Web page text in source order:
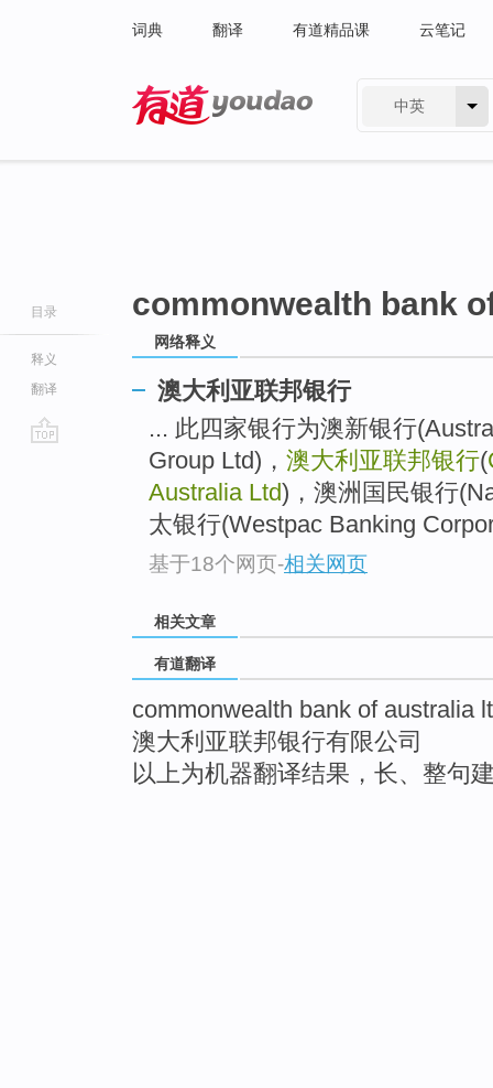
词典 翻译 有道精品课 云笔记
中英
目录
释义
翻译
commonwealth bank
网络释义
澳大利亚联邦银行
... 此四家银行为澳新银行
Group Ltd)， 澳大利亚联邦银行(
Australia Ltd)，澳洲国民银行
太银行(Westpac Banking
基于18个网页-相关网页
相关文章
有道翻译
commonwealth bank of australia
澳大利亚联邦银行有限公司
以上为机器翻译结果，长、整句